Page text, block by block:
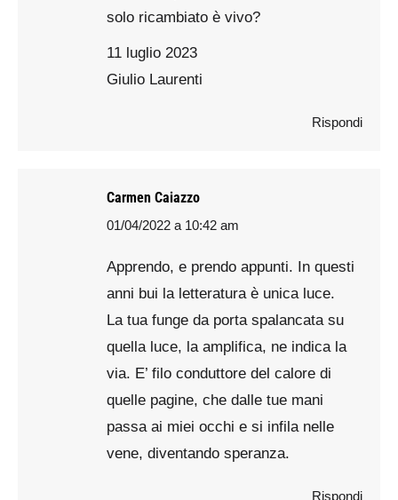
solo ricambiato è vivo?
11 luglio 2023
Giulio Laurenti
Rispondi
Carmen Caiazzo
says:
01/04/2022 a 10:42 am
Apprendo, e prendo appunti. In questi
anni bui la letteratura è unica luce.
La tua funge da porta spalancata su
quella luce, la amplifica, ne indica la
via. E’ filo conduttore del calore di
quelle pagine, che dalle tue mani
passa ai miei occhi e si infila nelle
vene, diventando speranza.
Rispondi